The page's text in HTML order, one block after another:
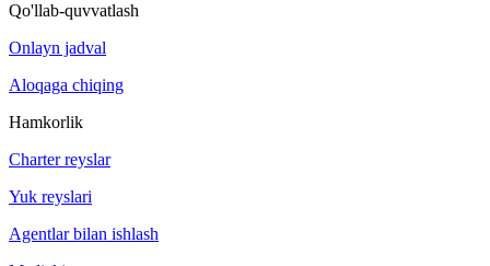
Qo'llab-quvvatlash
Onlayn jadval
Aloqaga chiqing
Hamkorlik
Charter reyslar
Yuk reyslari
Agentlar bilan ishlash